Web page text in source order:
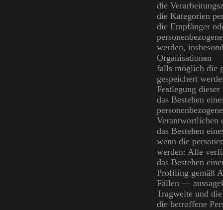
die
die Kategorien
die Empfänger
werden,
Organisationen
falls möglich die
gespeichert
Festlegung dieser
das Bestehen
Verantwortlichen
das Bestehen
wenn die
werden: Alle
das Bestehen
Profiling gemäß
Fällen —
Tragweite und
die betroffene